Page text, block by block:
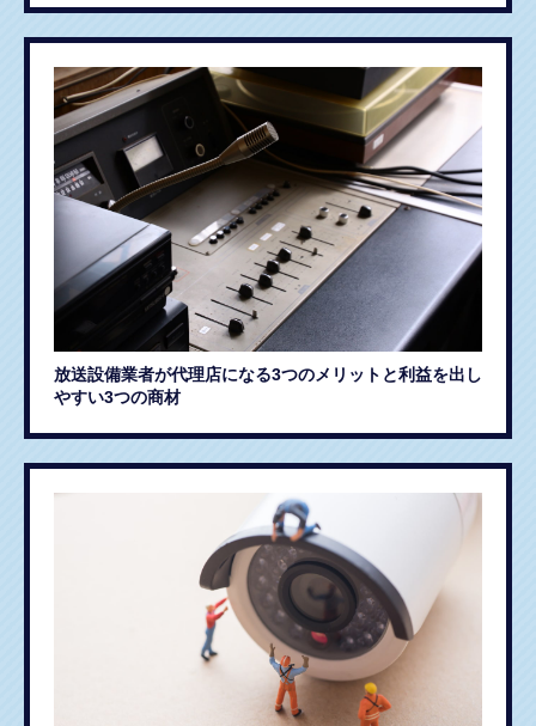
放送設備業者が代理店になる3つのメリットと利益を出し
やすい3つの商材